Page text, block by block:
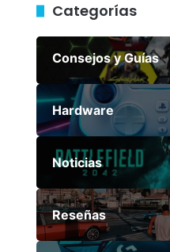
Categorías
Consejos y Guías
Hardware
Noticias
Reseñas